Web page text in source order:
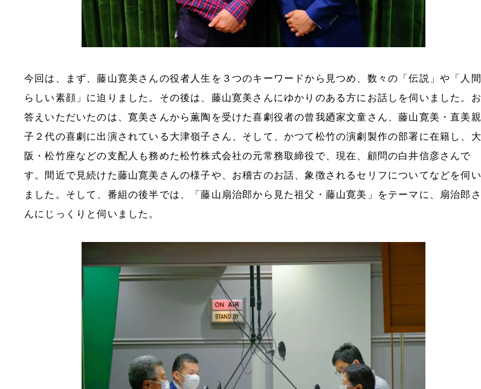
今回は、まず、藤山寛美さんの役者人生を３つのキーワードから見つめ、数々の「伝説」や「人間
らしい素顔」に迫りました。その後は、藤山寛美さんにゆかりのある方にお話しを伺いました。お
答えいただいたのは、寛美さんから薫陶を受けた喜劇役者の曾我廼家文童さん、藤山寛美・直美親
子２代の喜劇に出演されている大津嶺子さん、そして、かつて松竹の演劇製作の部署に在籍し、大
阪・松竹座などの支配人も務めた松竹株式会社の元常務取締役で、現在、顧問の白井信彦さんで
す。間近で見続けた藤山寛美さんの様子や、お稽古のお話、象徴されるセリフについてなどを伺い
ました。そして、番組の後半では、「藤山扇治郎から見た祖父・藤山寛美」をテーマに、扇治郎さ
んにじっくりと伺いました。